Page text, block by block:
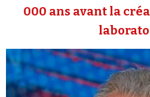
000 ans avant la